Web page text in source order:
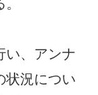
い、アンナ
状況につい